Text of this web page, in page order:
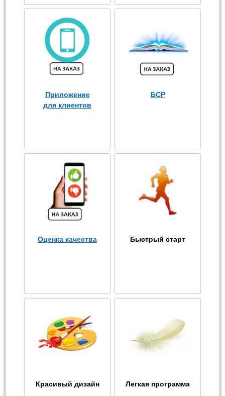
Приложение
для клиентов
БСР
Оценка качества Быстрый старт
Красивый дизайн Легкая программа